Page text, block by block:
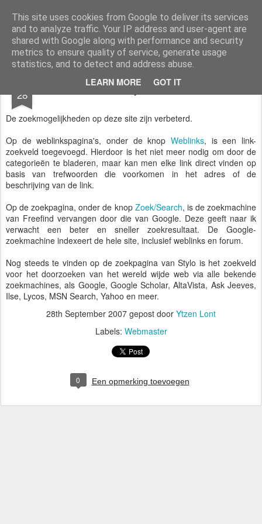
This site uses cookies from Google to deliver its services
and to analyze traffic. Your IP address and user-agent are
shared with Google along with performance and security
metrics to ensure quality of service, generate usage
statistics, and to detect and address abuse.
LEARN MORE GOT IT
Styloblog Stylo is secretariaat en tekstredactie Ytzen Lont
Pages
28 Zoek en je zult vinden
De zoekmogelijkheden op deze site zijn verbeterd.
Op de weblinkspagina's, onder de knop Weblinks, is een link-
zoekveld toegevoegd. Hierdoor is het niet meer nodig om door de
categorieën te bladeren, maar kan men elke link direct vinden op
basis van trefwoorden die voorkomen in het adres of de
beschrijving van de link.
Op de zoekpagina, onder de knop Zoek/Search, is de zoekmachine
van Freefind vervangen door die van Google. Deze geeft naar ik
verwacht een beter en sneller zoekresultaat. De Google-
zoekmachine indexeert de hele site, inclusief weblinks en forum.
Nog steeds te vinden op de zoekpagina van Stylo is het zoekveld
voor het doorzoeken van het wereld wijde web via alle bekende
zoekmachines, als Google, Google Scholar, AltaVista, Ask Jeeves,
Ilse, Lycos, MSN Search, Yahoo en meer.
28th September 2007 gepost door Ytzen Lont
Labels: Webmaster
0 Een opmerking toevoegen